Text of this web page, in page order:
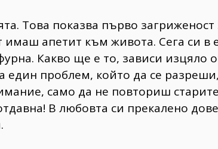
Това показва първо загриженост
имаш апетит към живота. Сега си в
Какво ще е то, зависи изцяло
проблем, който да се
само да не повториш
В любовта си прекалено